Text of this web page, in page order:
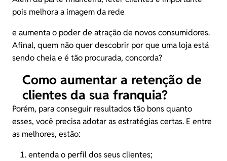
pois melhora a imagem da rede
e aumenta o poder de atração de novos consumidores.
Afinal, quem não quer descobrir por que uma loja está
sendo cheia e é tão procurada, concorda?
Como aumentar a retenção de
clientes da sua franquia?
Porém, para conseguir resultados tão bons quanto
esses, você precisa adotar as estratégias certas. E entre
as melhores, estão:
entenda o perfil dos seus clientes;